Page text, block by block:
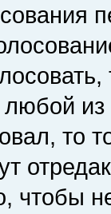
любой
то
чтобы